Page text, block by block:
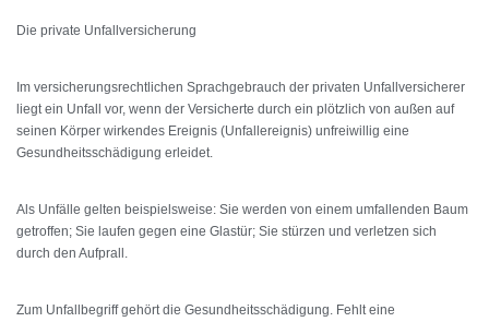
Die private Unfallversicherung
Im versicherungsrechtlichen Sprachgebrauch der privaten Unfallversicherer
liegt ein Unfall vor, wenn der Versicherte durch ein plötzlich von außen auf
seinen Körper wirkendes Ereignis (Unfallereignis) unfreiwillig eine
Gesundheitsschädigung erleidet.
Als Unfälle gelten beispielsweise: Sie werden von einem umfallenden Baum
getroffen; Sie laufen gegen eine Glastür; Sie stürzen und verletzen sich
durch den Aufprall.
Zum Unfallbegriff gehört die Gesundheitsschädigung. Fehlt eine